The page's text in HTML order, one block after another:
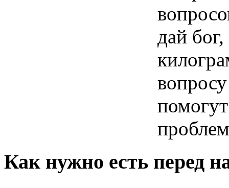
дай
Как нужно есть перед